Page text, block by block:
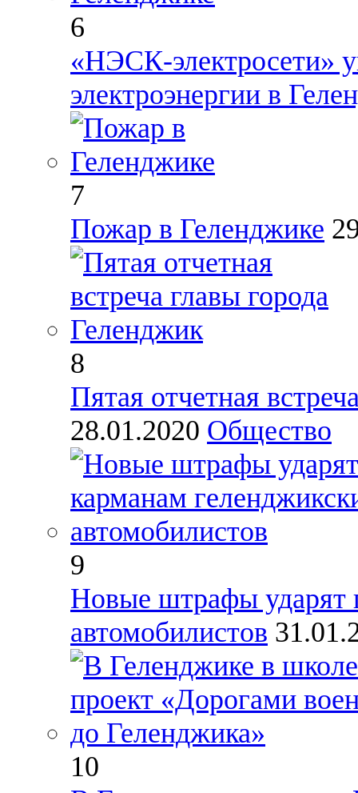
6
«НЭСК-электросети»
электроэнергии в
7
Пожар в Геленджике
8
Пятая отчетная
28.01.2020 Общество
9
Новые штрафы ударят
автомобилистов
10